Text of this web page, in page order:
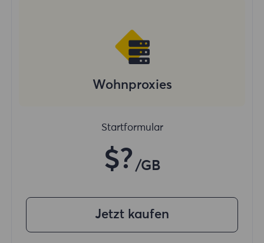
Wohnproxies
Startformular
$? /GB
Jetzt kaufen